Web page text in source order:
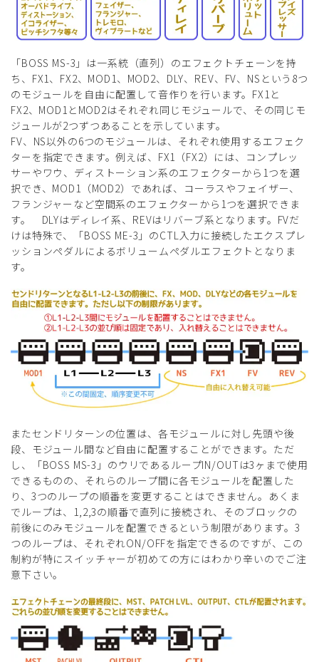
「BOSS MS-3」は一系統（直列）のエフェクトチェーンを持
ち、FX1、FX2、MOD1、MOD2、DLY、REV、FV、NSという8つ
のモジュールを自由に配置して音作りを行います。FX1と
FX2、MOD1とMOD2はそれぞれ同じモジュールで、その同じモ
ジュールが2つずつあることを示しています。
FV、NS以外の6つのモジュールは、それぞれ使用するエフェク
ターを指定できます。例えば、FX1（FX2）には、コンプレッ
サーやワウ、ディストーション系のエフェクターから1つを選
択でき、MOD1（MOD2）であれば、コーラスやフェイザー、
フランジャーなど空間系のエフェクターから1つを選択できま
す。 DLYはディレイ系、REVはリバーブ系となります。FVだ
けは特殊で、「BOSS ME-3」のCTL入力に接続したエクスプレ
ッションペダルによるボリュームペダルエフェクトとなりま
す。
またセンドリターンの位置は、各モジュールに対し先頭や後
段、モジュール間など自由に配置することができます。ただ
し、「BOSS MS-3」のウリであるループIN/OUTは3ヶまで使用
できるものの、それらのループ間に各モジュールを配置した
り、3つのループの順番を変更することはできません。あくま
でループは、1,2,3の順番で直列に接続され、そのブロックの
前後にのみモジュールを配置できるという制限があります。3
つのループは、それぞれON/OFFを指定できるのですが、この
制約が特にスイッチャーが初めての方にはわかり辛いのでご注
意下さい。